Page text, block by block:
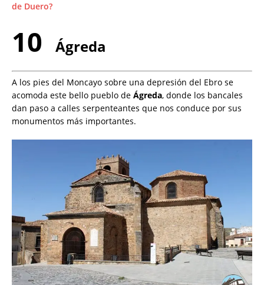
de Duero?
10 Ágreda
A los pies del Moncayo sobre una depresión del Ebro se
acomoda este bello pueblo de Ágreda, donde los bancales
dan paso a calles serpenteantes que nos conduce por sus
monumentos más importantes.